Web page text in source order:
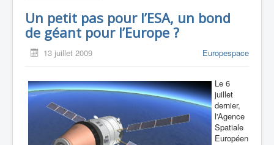
Un petit pas pour l’ESA, un bond
de géant pour l’Europe ?
13 juillet 2009 Europespace
Le 6
juillet
dernier,
l'Agence
Spatiale
Européen